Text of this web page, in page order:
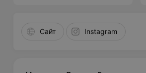
Сайт Instagram